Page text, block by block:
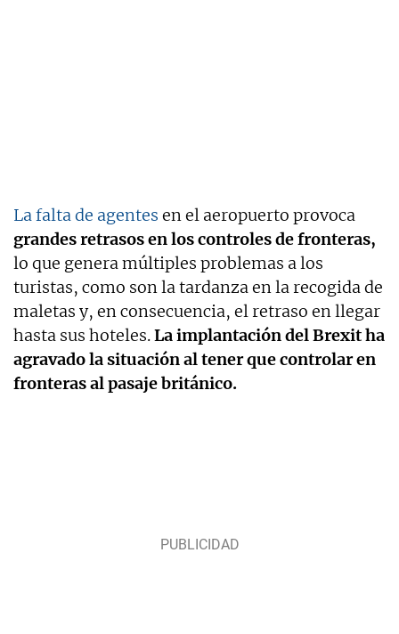
La falta de agentes en el aeropuerto provoca
grandes retrasos en los controles de fronteras,
lo que genera múltiples problemas a los
turistas, como son la tardanza en la recogida de
maletas y, en consecuencia, el retraso en llegar
hasta sus hoteles.La implantación del Brexit ha
agravado la situación al tener que controlar en
fronteras al pasaje británico.